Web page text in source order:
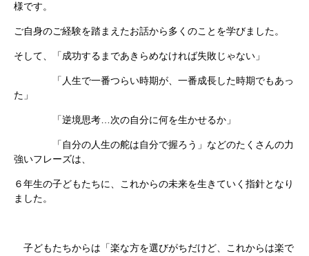
様です。
ご自身のご経験を踏まえたお話から多くのことを学びました。
そして、「成功するまであきらめなければ失敗じゃない」
「人生で一番つらい時期が、一番成長した時期でもあっ
た」
「逆境思考…次の自分に何を生かせるか」
「自分の人生の舵は自分で握ろう」などのたくさんの力
強いフレーズは、
６年生の子どもたちに、これからの未来を生きていく指針となり
ました。
子どもたちからは「楽な方を選びがちだけど、これからは楽で